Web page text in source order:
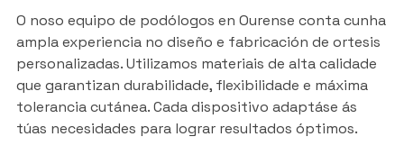
O noso equipo de podólogos en Ourense conta cunha
ampla experiencia no diseño e fabricación de ortesis
personalizadas. Utilizamos materiais de alta calidade
que garantizan durabilidade, flexibilidade e máxima
tolerancia cutánea. Cada dispositivo adaptáse ás
túas necesidades para lograr resultados óptimos.